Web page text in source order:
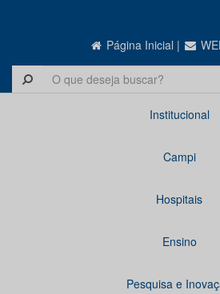
Página Inicial |
Institucional
Campi
Hospitais
Ensino
Pesquisa e